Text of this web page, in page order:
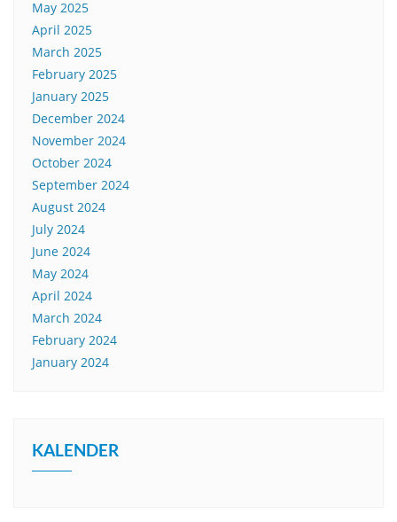
May 2025
April 2025
March 2025
February 2025
January 2025
December 2024
November 2024
October 2024
September 2024
August 2024
July 2024
June 2024
May 2024
April 2024
March 2024
February 2024
January 2024
KALENDER